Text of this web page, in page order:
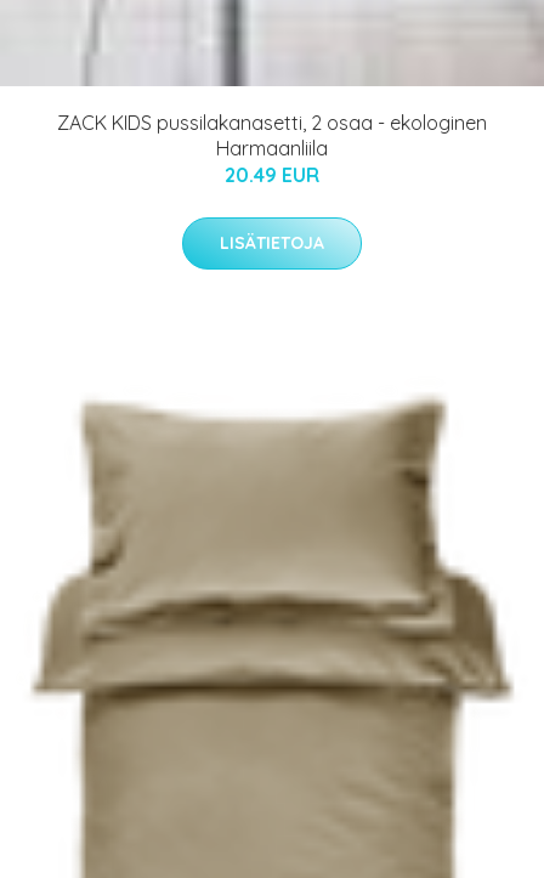
ZACK KIDS pussilakanasetti, 2 osaa - ekologinen
Harmaanliila
20.49 EUR
LISÄTIETOJA